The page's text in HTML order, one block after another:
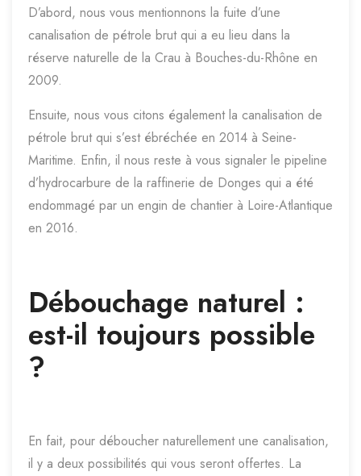
D’abord, nous vous mentionnons la fuite d’une
canalisation de pétrole brut qui a eu lieu dans la
réserve naturelle de la Crau à Bouches-du-Rhône en
2009.
Ensuite, nous vous citons également la canalisation de
pétrole brut qui s’est ébréchée en 2014 à Seine-
Maritime. Enfin, il nous reste à vous signaler le pipeline
d’hydrocarbure de la raffinerie de Donges qui a été
endommagé par un engin de chantier à Loire-Atlantique
en 2016.
Débouchage naturel :
est-il toujours possible
?
En fait, pour déboucher naturellement une canalisation,
il y a deux possibilités qui vous seront offertes. La